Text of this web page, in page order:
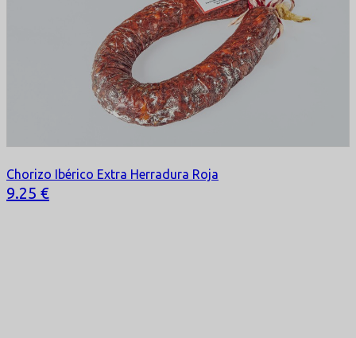
Selecciona tu opción
Chorizo Ibérico Extra Herradura Roja
9.25 €